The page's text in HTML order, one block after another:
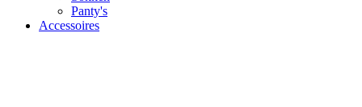
Panty's
Accessoires